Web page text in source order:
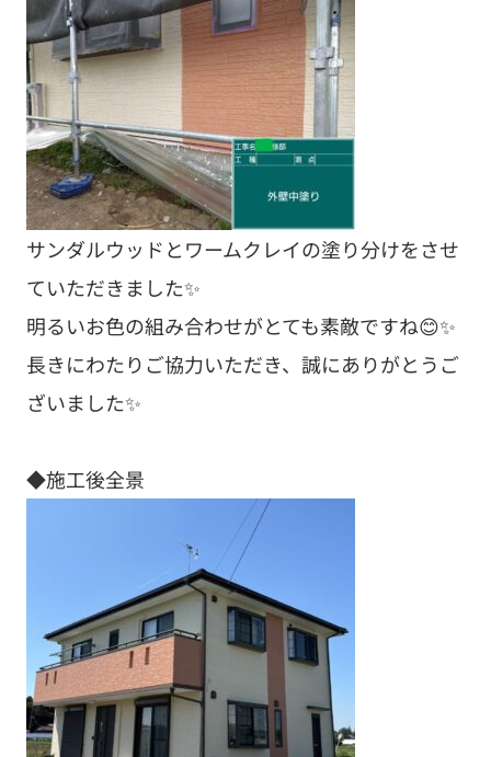
サンダルウッドとワームクレイの塗り分けをさせ
ていただきました✨
明るいお色の組み合わせがとても素敵ですね😊✨
長きにわたりご協力いただき、誠にありがとうご
ざいました✨
◆施工後全景